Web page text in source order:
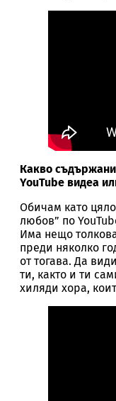
Какво
YouTube видеа
Обичам като
любов” по
Има нещо
преди няколко
от тогава. Да
ти, както и ти
хиляди хора,